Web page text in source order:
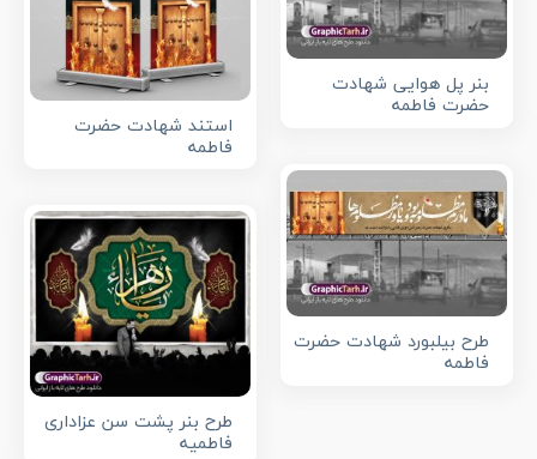
استند شهادت حضرت
فاطمه
بنر پل هوایی شهادت
حضرت فاطمه
طرح بیلبورد شهادت حضرت
فاطمه
طرح بنر پشت سن عزاداری
فاطمیه